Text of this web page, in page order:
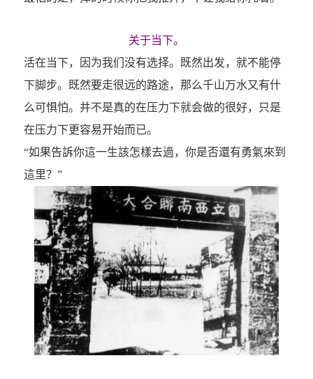
关于当下。
活在当下，因为我们没有选择。既然出发，就不能停
下脚步。既然要走很远的路途，那么千山万水又有什
么可惧怕。并不是真的在压力下就会做的很好，只是
在压力下更容易开始而已。
“如果告訴你這一生該怎樣去過，你是否還有勇氣來到
這里？”